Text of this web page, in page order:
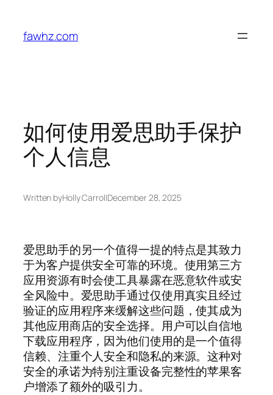
content
fawhz.com
如何使用爱思助手保护
个人信息
Written byHolly CarrollDecember 28, 2025
爱思助手的另一个值得一提的特点是其致力
于为客户提供安全可靠的环境。使用第三方
应用资源有时会使工具暴露在恶意软件或安
全风险中。爱思助手通过仅使用真实且经过
验证的应用程序来缓解这些问题，使其成为
其他应用商店的安全选择。用户可以自信地
下载应用程序，因为他们使用的是一个值得
信赖、注重个人安全和隐私的来源。这种对
安全的承诺为特别注重设备完整性的苹果客
户增添了额外的吸引力。